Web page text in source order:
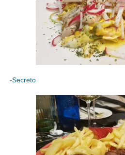
-Secreto